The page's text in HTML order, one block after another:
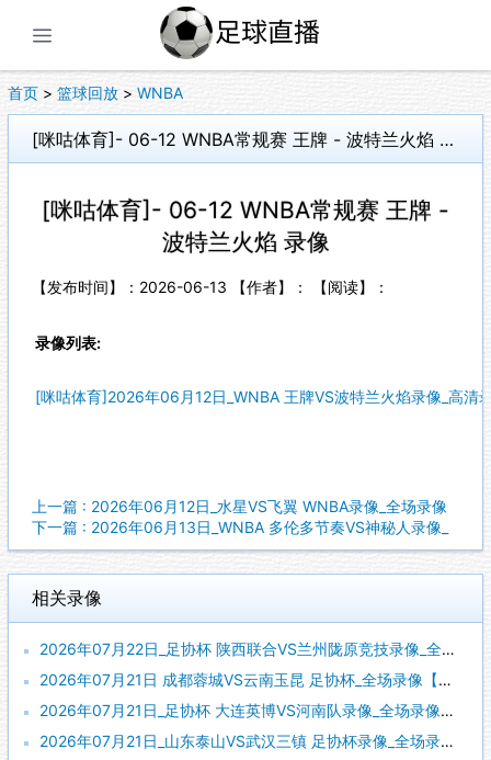
首页 > 篮球回放 > WNBA
[咪咕体育]- 06-12 WNBA常规赛 王牌 - 波特兰火焰 录像
[咪咕体育]- 06-12 WNBA常规赛 王牌 -
波特兰火焰 录像
【发布时间】：2026-06-13 【作者】： 【阅读】：
录像列表:
[咪咕体育]2026年06月12日_WNBA 王牌VS波特兰火焰录像_高清
上一篇 : 2026年06月12日_水星VS飞翼 WNBA录像_全场录像
下一篇 : 2026年06月13日_WNBA 多伦多节奏VS神秘人录像_
相关录像
2026年07月22日_足协杯 陕西联合VS兰州陇原竞技录像_全场录像【全场回放】
2026年07月21日 成都蓉城VS云南玉昆 足协杯_全场录像【视频集锦】
2026年07月21日_足协杯 大连英博VS河南队录像_全场录像【全场回放】
2026年07月21日_山东泰山VS武汉三镇 足协杯录像_全场录像【全场回放】